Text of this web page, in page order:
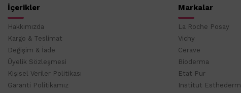
İçerikler
Hakkımızda
Kargo & Teslimat
Değişim & İade
Üyelik Sözleşmesi
Kişisel Veriler Politikası
Garanti Politikamız
Markalar
La Roche Posay
Vichy
Cerave
Bioderma
Etat Pur
Institut Esthederm